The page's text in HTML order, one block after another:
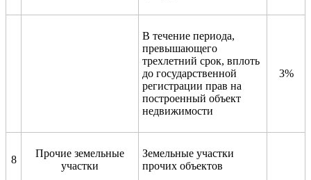
В течение периода,
превышающего
трехлетний срок, вплоть
до государственной
регистрации прав на
построенный объект
недвижимости
3%
8
Прочие земельные
участки
Земельные участки
прочих объектов